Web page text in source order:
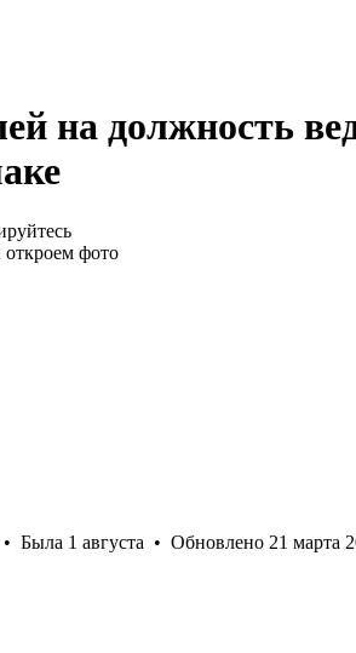
на должность
фото
• Была 1 августа • Обновлено 21 марта